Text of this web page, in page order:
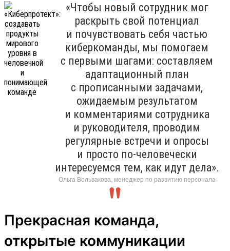
«Чтобы новый сотрудник мог
раскрыть свой потенциал
и почувствовать себя частью
киберкоманды, мы помогаем
с первыми шагами: составляем
адаптационный план
с прописанными задачами,
ожидаемым результатом
и комментариями сотрудника
и руководителя, проводим
регулярные встречи и опросы
и просто по-человечески
интересуемся тем, как идут дела».
Ольга Вольвакова, менеджер по развитию персонала
Прекрасная команда,
открытые коммуникации